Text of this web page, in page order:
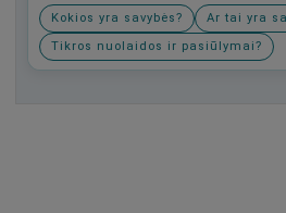
Kokios yra savybės?
Ar tai yra
Tikros nuolaidos ir pasiūlymai?